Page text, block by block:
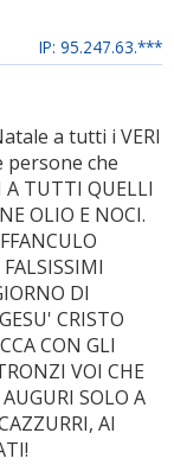
IP: 95.247.63.***
a tutti i VERI
persone che
TUTTI QUELLI
OLIO E NOCI.
DI
CRISTO
CON GLI
VOI CHE
SOLO A
AI